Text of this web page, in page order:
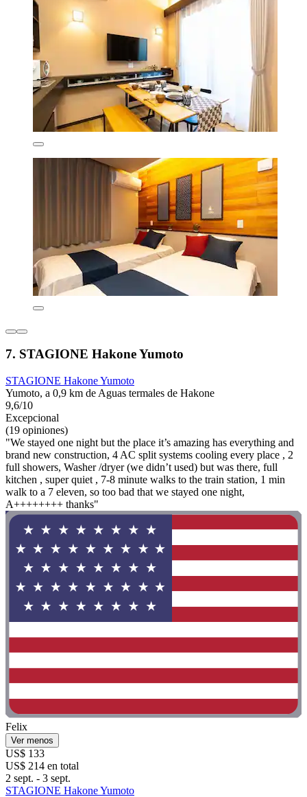
7. STAGIONE Hakone Yumoto
STAGIONE Hakone Yumoto
Yumoto, a 0,9 km de Aguas termales de Hakone
9,6/10
Excepcional
(19 opiniones)
"We stayed one night but the place it’s amazing has everything and
brand new construction, 4 AC split systems cooling every place , 2
full showers, Washer /dryer (we didn’t used) but was there, full
kitchen , super quiet , 7-8 minute walks to the train station, 1 min
walk to a 7 eleven, so too bad that we stayed one night,
A++++++++ thanks"
Felix
Ver menos
US$ 133
US$ 214 en total
2 sept. - 3 sept.
STAGIONE Hakone Yumoto